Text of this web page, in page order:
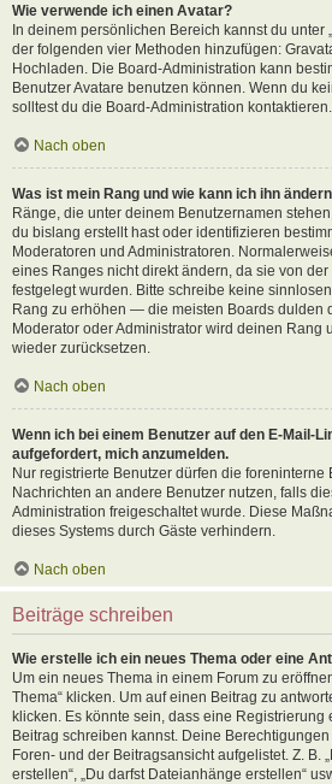
Wie verwende ich einen Avatar?
In deinem persönlichen Bereich kannst du unter
der folgenden vier Methoden hinzufügen:
Hochladen. Die Board-Administration kann
Benutzer Avatare benutzen können. Wenn du
solltest du die Board-Administration kontaktieren.
Nach oben
Was ist mein Rang und wie kann ich ihn
Ränge, die unter deinem Benutzernamen
du bislang erstellt hast oder identifizieren
Moderatoren und Administratoren.
eines Ranges nicht direkt ändern, da sie von
festgelegt wurden. Bitte schreibe keine
Rang zu erhöhen — die meisten Boards dulden
Moderator oder Administrator wird deinen Rang
wieder zurücksetzen.
Nach oben
Wenn ich bei einem Benutzer auf den E-Mail-
aufgefordert, mich anzumelden.
Nur registrierte Benutzer dürfen die foreninterne
Nachrichten an andere Benutzer nutzen, falls
Administration freigeschaltet wurde. Diese
dieses Systems durch Gäste verhindern.
Nach oben
Beiträge schreiben
Wie erstelle ich ein neues Thema oder eine
Um ein neues Thema in einem Forum zu
Thema“ klicken. Um auf einen Beitrag zu
klicken. Es könnte sein, dass eine Registrierung
Beitrag schreiben kannst. Deine
Foren- und der Beitragsansicht aufgelistet. Z. B.
erstellen“, „Du darfst Dateianhänge erstellen“